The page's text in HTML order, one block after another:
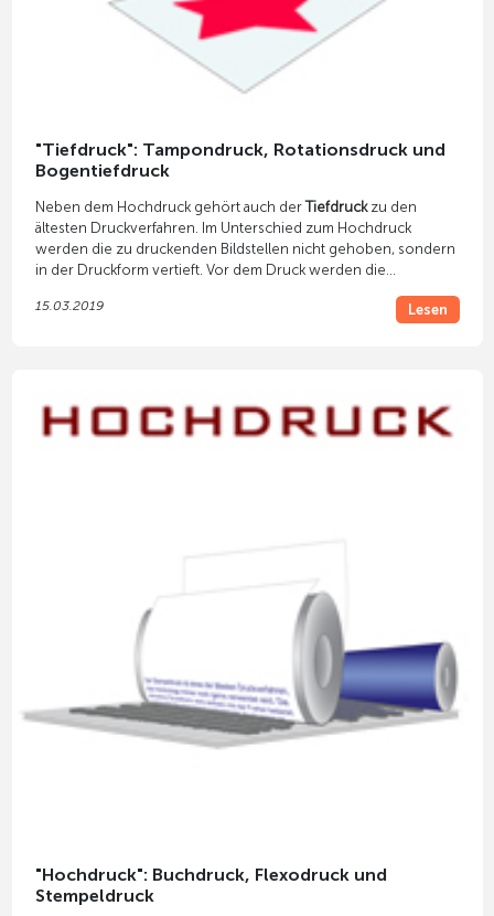
"Tiefdruck": Tampondruck, Rotationsdruck und
Bogentiefdruck
Neben dem Hochdruck gehört auch derTiefdruckzu den
ältesten Druckverfahren. Im Unterschied zum Hochdruck
werden die zu druckenden Bildstellen nicht gehoben, sondern
in der Druckform vertieft. Vor dem Druck werden die
separates Druckwerk.
15.03.2019 Lesen
"Hochdruck": Buchdruck, Flexodruck und
Stempeldruck